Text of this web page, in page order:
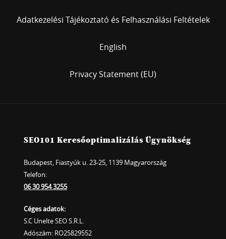
Adatkezelési Tájékoztató és Felhasználási Feltételek
English
Privacy Statement (EU)
SEO101 Keresőoptimalizálás Ügynökség
Budapest, Fiastyúk u. 23-25, 1139 Magyarország
Telefon:
06 30 954 3255
Céges adatok:
S.C Unelte SEO S.R.L.
Adószám: RO25829552